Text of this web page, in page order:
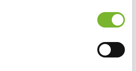
- Strategien der Industrie
Download